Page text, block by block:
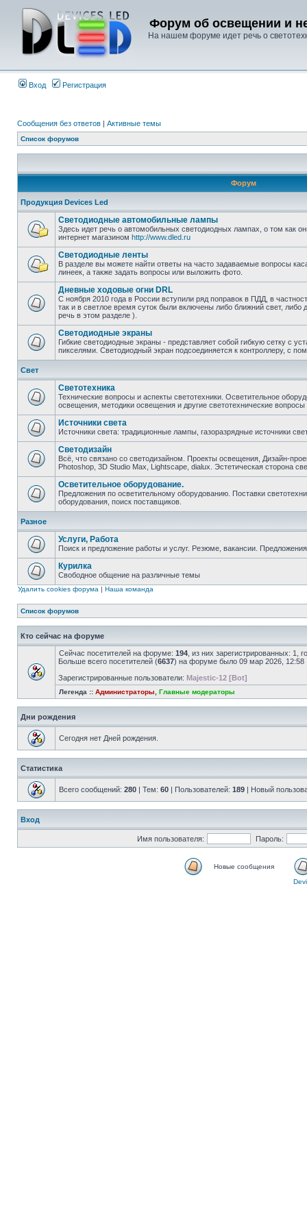
Форум об освещении и
На нашем форуме идет речь о
Вход Регистрация
Сообщения без ответов | Активные темы
Список форумов
Форум
Продукция Devices Led
Светодиодные автомобильные лампы
Здесь идет речь о автомобильных светодиодных лампах, о том как
интернет магазином http://www.dled.ru
Светодиодные ленты
В разделе вы можете найти ответы на часто задаваемые вопросы
линеек, а также задать вопросы или выложить фото.
Дневные ходовые огни DRL
С ноября 2010 года в России вступили ряд поправок в ПДД, в
так и в светлое время суток были включены либо ближний свет, либо
речь в этом разделе ).
Светодиодные экраны
Гибкие светодиодные экраны - представляет собой гибкую сетку с
пикселями. Светодиодный экран подсоединяется к контроллеру, с
Свет
Светотехника
Технические вопросы и аспекты светотехники. Осветительное
освещения, методики освещения и другие светотехнические вопросы
Источники света
Источники света: традиционные лампы, газоразрядные источники
Светодизайн
Всё, что связано со светодизайном. Проекты освещения, Дизайн-
Photoshop, 3D Studio Max, Lightscape, dialux. Эстетическая сторона
Осветительное оборудование.
Предложения по осветительному оборудованию. Поставки
оборудования, поиск поставщиков.
Разное
Услуги, Работа
Поиск и предложение работы и услуг. Резюме, вакансии.
Курилка
Свободное общение на различные темы
Удалить cookies форума | Наша команда
Список форумов
Кто сейчас на форуме
Сейчас посетителей на форуме: 194 , из них зарегистрированных: 1,
Больше всего посетителей (6637) на форуме было 09 мар 2026, 12:58
Зарегистрированные пользователи: Majestic-12 [Bot]
Легенда :: Администраторы Главные модераторы
Дни рождения
Сегодня нет Дней рождения.
Статистика
Всего сообщений: 280 | Тем: 60 | Пользователей: 189 | Новый
Вход
Имя пользователя: Пароль:
Новые сообщения